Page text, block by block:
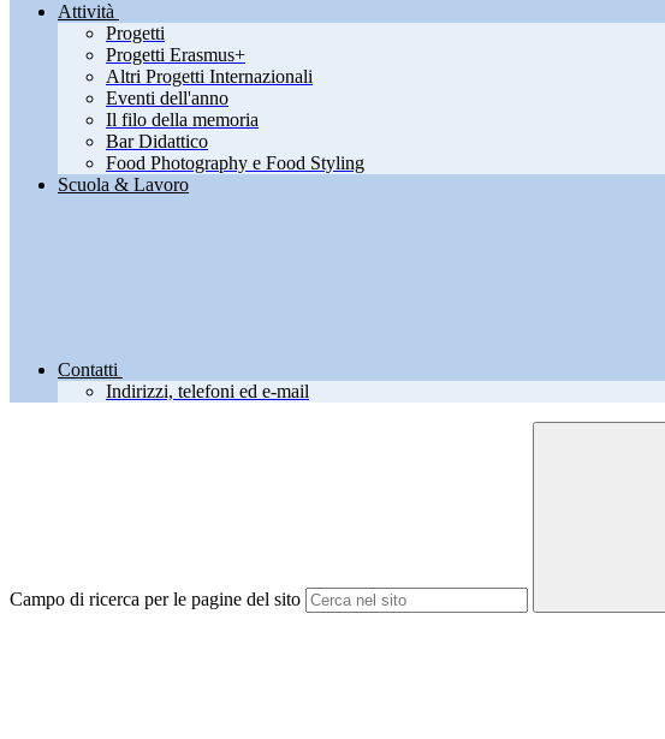
Attività
Progetti
Progetti Erasmus+
Altri Progetti Internazionali
Eventi dell'anno
Il filo della memoria
Bar Didattico
Food Photography e Food Styling
Scuola & Lavoro
Contatti
Indirizzi, telefoni ed e-mail
Campo di ricerca per le pagine del sito